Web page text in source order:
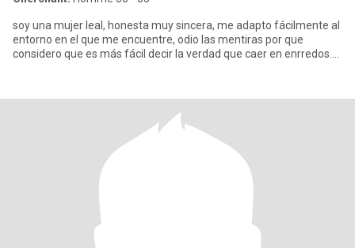
soy una mujer leal, honesta muy sincera, me adapto fácilmente al
entorno en el que me encuentre, odio las mentiras por que
considero que es más fácil decir la verdad que caer en enrredos....